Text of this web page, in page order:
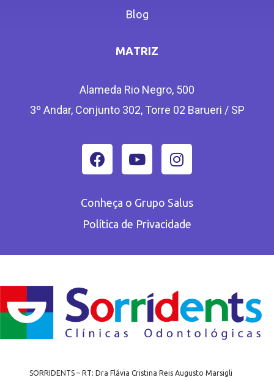
Blog
MATRIZ
Alameda Rio Negro, 500
3º Andar, Conjunto 302, Torre 02 Barueri / SP
Conheça o Grupo Salus
Política de Privacidade
SORRIDENTS – RT: Dra Flávia Cristina Reis Augusto Marsigli